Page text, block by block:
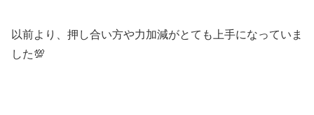
以前より、押し合い方や力加減がとても上手になっていま
した💯